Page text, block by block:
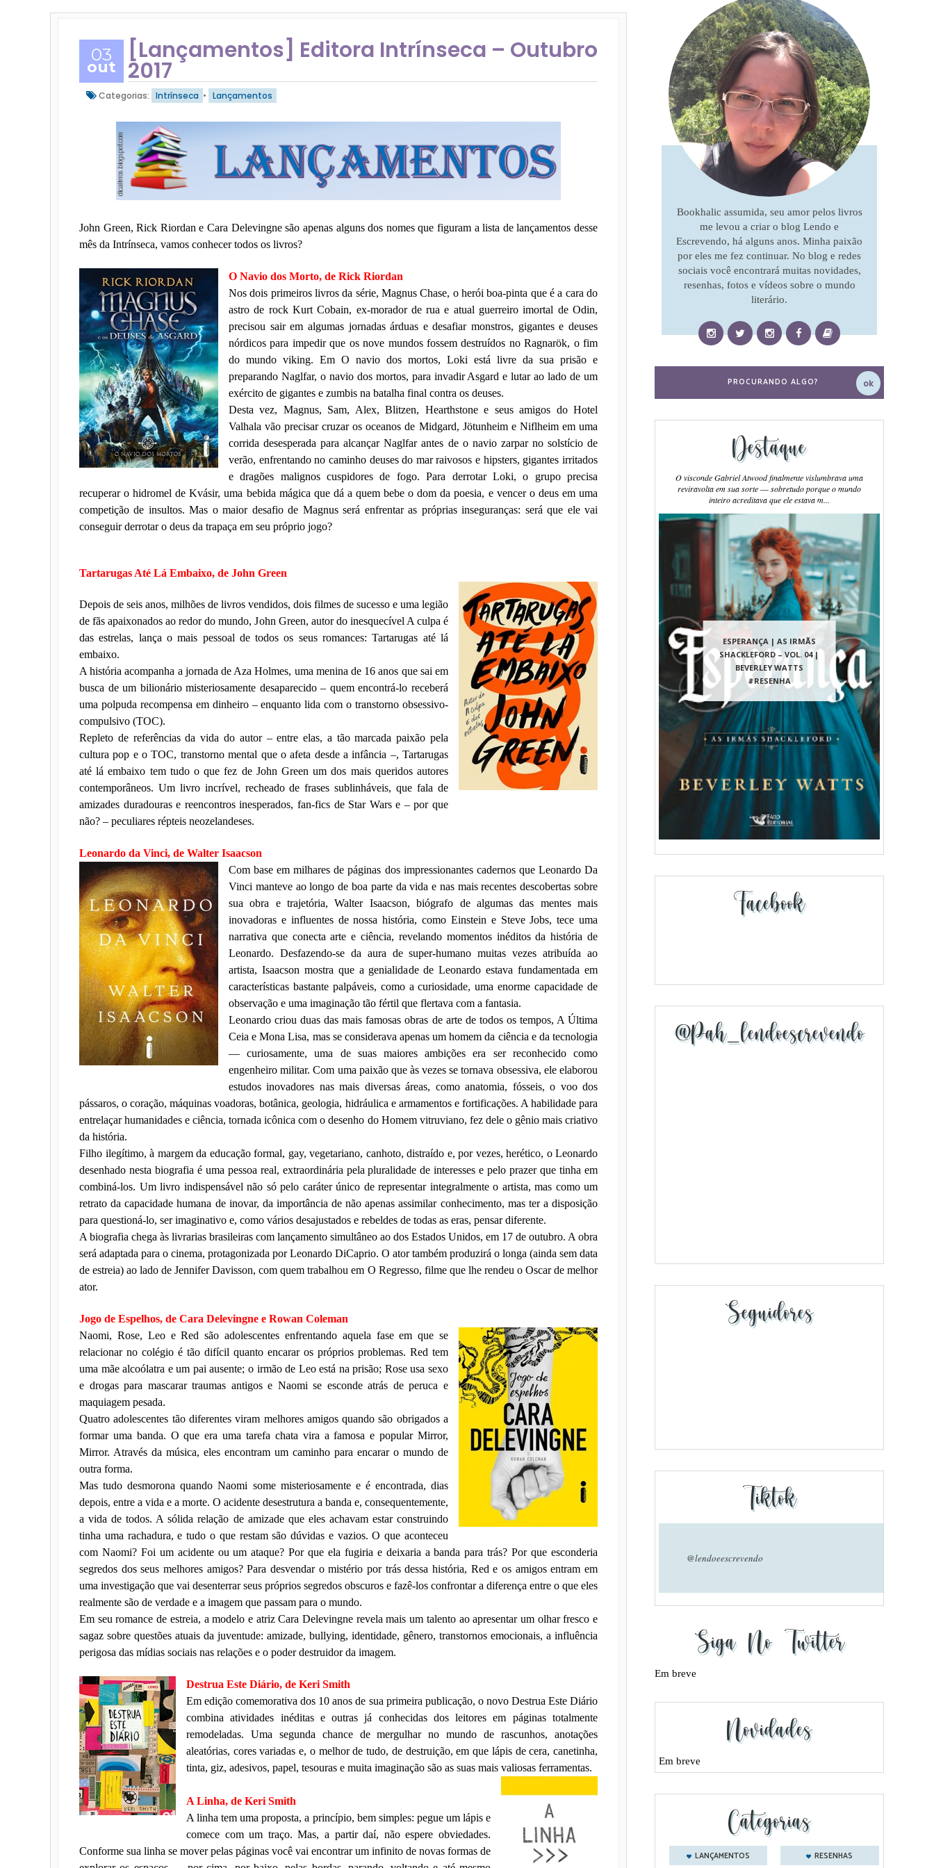
03
out
[Lançamentos] Editora Intrínseca – Outubro
2017
Categorias: Intrínseca • Lançamentos
John Green, Rick Riordan e Cara Delevingne são apenas alguns dos nomes que figuram a lista de lançamentos desse
mês da Intrínseca, vamos conhecer todos os livros?
O Navio dos Morto, de Rick Riordan
Nos dois primeiros livros da série, Magnus Chase, o herói boa-pinta que é a cara do
astro de rock Kurt Cobain, ex-morador de rua e atual guerreiro imortal de Odin,
precisou sair em algumas jornadas árduas e desafiar monstros, gigantes e deuses
nórdicos para impedir que os nove mundos fossem destruídos no Ragnarök, o fim
do mundo viking. Em O navio dos mortos, Loki está livre da sua prisão e
preparando Naglfar, o navio dos mortos, para invadir Asgard e lutar ao lado de um
exército de gigantes e zumbis na batalha final contra os deuses.
Desta vez, Magnus, Sam, Alex, Blitzen, Hearthstone e seus amigos do Hotel
Valhala vão precisar cruzar os oceanos de Midgard, Jötunheim e Niflheim em uma
corrida desesperada para alcançar Naglfar antes de o navio zarpar no solstício de
verão, enfrentando no caminho deuses do mar raivosos e hipsters, gigantes irritados
e dragões malignos cuspidores de fogo. Para derrotar Loki, o grupo precisa
recuperar o hidromel de Kvásir, uma bebida mágica que dá a quem bebe o dom da poesia, e vencer o deus em uma
competição de insultos. Mas o maior desafio de Magnus será enfrentar as próprias inseguranças: será que ele vai
conseguir derrotar o deus da trapaça em seu próprio jogo?
Tartarugas Até Lá Embaixo, de John Green
Depois de seis anos, milhões de livros vendidos, dois filmes de sucesso e uma legião
de fãs apaixonados ao redor do mundo, John Green, autor do inesquecível A culpa é
das estrelas, lança o mais pessoal de todos os seus romances: Tartarugas até lá
embaixo.
A história acompanha a jornada de Aza Holmes, uma menina de 16 anos que sai em
busca de um bilionário misteriosamente desaparecido – quem encontrá-lo receberá
uma polpuda recompensa em dinheiro – enquanto lida com o transtorno obsessivo-
compulsivo (TOC).
Repleto de referências da vida do autor – entre elas, a tão marcada paixão pela
cultura pop e o TOC, transtorno mental que o afeta desde a infância –, Tartarugas
até lá embaixo tem tudo o que fez de John Green um dos mais queridos autores
contemporâneos. Um livro incrível, recheado de frases sublinháveis, que fala de
amizades duradouras e reencontros inesperados, fan-fics de Star Wars e – por que
não? – peculiares répteis neozelandeses.
Leonardo da Vinci, de Walter Isaacson
Com base em milhares de páginas dos impressionantes cadernos que Leonardo Da
Vinci manteve ao longo de boa parte da vida e nas mais recentes descobertas sobre
sua obra e trajetória, Walter Isaacson, biógrafo de algumas das mentes mais
inovadoras e influentes de nossa história, como Einstein e Steve Jobs, tece uma
narrativa que conecta arte e ciência, revelando momentos inéditos da história de
Leonardo. Desfazendo-se da aura de super-humano muitas vezes atribuída ao
artista, Isaacson mostra que a genialidade de Leonardo estava fundamentada em
características bastante palpáveis, como a curiosidade, uma enorme capacidade de
observação e uma imaginação tão fértil que flertava com a fantasia.
Leonardo criou duas das mais famosas obras de arte de todos os tempos, A Última
Ceia e Mona Lisa, mas se considerava apenas um homem da ciência e da tecnologia
— curiosamente, uma de suas maiores ambições era ser reconhecido como
engenheiro militar. Com uma paixão que às vezes se tornava obsessiva, ele elaborou
estudos inovadores nas mais diversas áreas, como anatomia, fósseis, o voo dos
pássaros, o coração, máquinas voadoras, botânica, geologia, hidráulica e armamentos e fortificações. A habilidade para
entrelaçar humanidades e ciência, tornada icônica com o desenho do Homem vitruviano, fez dele o gênio mais criativo
da história.
Filho ilegítimo, à margem da educação formal, gay, vegetariano, canhoto, distraído e, por vezes, herético, o Leonardo
desenhado nesta biografia é uma pessoa real, extraordinária pela pluralidade de interesses e pelo prazer que tinha em
combiná-los. Um livro indispensável não só pelo caráter único de representar integralmente o artista, mas como um
retrato da capacidade humana de inovar, da importância de não apenas assimilar conhecimento, mas ter a disposição
para questioná-lo, ser imaginativo e, como vários desajustados e rebeldes de todas as eras, pensar diferente.
A biografia chega às livrarias brasileiras com lançamento simultâneo ao dos Estados Unidos, em 17 de outubro. A obra
será adaptada para o cinema, protagonizada por Leonardo DiCaprio. O ator também produzirá o longa (ainda sem data
de estreia) ao lado de Jennifer Davisson, com quem trabalhou em O Regresso, filme que lhe rendeu o Oscar de melhor
ator.
Jogo de Espelhos, de Cara Delevingne e Rowan Coleman
Naomi, Rose, Leo e Red são adolescentes enfrentando aquela fase em que se
relacionar no colégio é tão difícil quanto encarar os próprios problemas. Red tem
uma mãe alcoólatra e um pai ausente; o irmão de Leo está na prisão; Rose usa sexo
e drogas para mascarar traumas antigos e Naomi se esconde atrás de peruca e
maquiagem pesada.
Quatro adolescentes tão diferentes viram melhores amigos quando são obrigados a
formar uma banda. O que era uma tarefa chata vira a famosa e popular Mirror,
Mirror. Através da música, eles encontram um caminho para encarar o mundo de
outra forma.
Mas tudo desmorona quando Naomi some misteriosamente e é encontrada, dias
depois, entre a vida e a morte. O acidente desestrutura a banda e, consequentemente,
a vida de todos. A sólida relação de amizade que eles achavam estar construindo
tinha uma rachadura, e tudo o que restam são dúvidas e vazios. O que aconteceu
com Naomi? Foi um acidente ou um ataque? Por que ela fugiria e deixaria a banda para trás? Por que esconderia
segredos dos seus melhores amigos? Para desvendar o mistério por trás dessa história, Red e os amigos entram em
uma investigação que vai desenterrar seus próprios segredos obscuros e fazê-los confrontar a diferença entre o que eles
realmente são de verdade e a imagem que passam para o mundo.
Em seu romance de estreia, a modelo e atriz Cara Delevingne revela mais um talento ao apresentar um olhar fresco e
sagaz sobre questões atuais da juventude: amizade, bullying, identidade, gênero, transtornos emocionais, a influência
perigosa das mídias sociais nas relações e o poder destruidor da imagem.
Destrua Este Diário, de Keri Smith
Em edição comemorativa dos 10 anos de sua primeira publicação, o novo Destrua Este Diário
combina atividades inéditas e outras já conhecidas dos leitores em páginas totalmente
remodeladas. Uma segunda chance de mergulhar no mundo de rascunhos, anotações
aleatórias, cores variadas e, o melhor de tudo, de destruição, em que lápis de cera, canetinha,
tinta, giz, adesivos, papel, tesouras e muita imaginação são as suas mais valiosas ferramentas.
A Linha, de Keri Smith
A linha tem uma proposta, a princípio, bem simples: pegue um lápis e
comece com um traço. Mas, a partir daí, não espere obviedades.
Conforme sua linha se mover pelas páginas você vai encontrar um infinito de novas formas de
Bookhalic assumida, seu amor pelos livros
me levou a criar o blog Lendo e
Escrevendo, há alguns anos. Minha paixão
por eles me fez continuar. No blog e redes
sociais você encontrará muitas novidades,
resenhas, fotos e vídeos sobre o mundo
literário.
Destaque
ESPERANÇA | AS IRMÃS
SHACKLEFORD – VOL. 04 |
BEVERLEY WATTS
#RESENHA
O visconde Gabriel Atwood finalmente vislumbrava uma
reviravolta em sua sorte ― sobretudo porque o mundo
inteiro acreditava que ele estava m...
Facebook
@pah_lendoescrevendo
Seguidores
Tiktok
@lendoeescrevendo
Siga No Twitter
Em breve
Novidades
Em breve
Categorias
LANÇAMENTOS RESENHAS